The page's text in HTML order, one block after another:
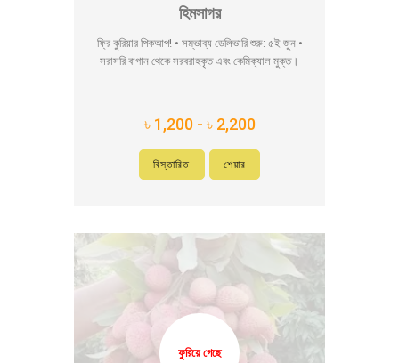
হিমসাগর
ফ্রি কুরিয়ার পিকআপ! • সম্ভাব্য ডেলিভারি শুরু: ৫ই জুন •
সরাসরি বাগান থেকে সরবরাহকৃত এবং কেমিক্যাল মুক্ত।
৳ 1,200 - ৳ 2,200
বিস্তারিত শেয়ার
ফুরিয়ে গেছে